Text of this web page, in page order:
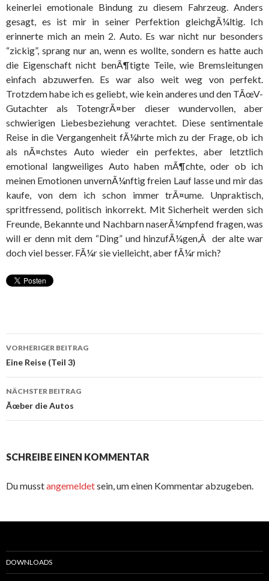
keinerlei emotionale Bindung zu diesem Fahrzeug. Anders
gesagt, es ist mir in seiner Perfektion gleichgÃ¼ltig. Ich
erinnerte mich an mein 2. Auto. Es war nicht nur besonders
“zickig”, sprang nur an, wenn es wollte, sondern es hatte auch
die Eigenschaft nicht benÃ¶tigte Teile, wie Bremsleitungen
einfach abzuwerfen. Es war also weit weg von perfekt.
Trotzdem habe ich es geliebt, wie kein anderes und den TÃœV-
Gutachter als TotengrÃ¤ber dieser wundervollen, aber
schwierigen Liebesbeziehung verachtet. Diese sentimentale
Reise in die Vergangenheit fÃ¼hrte mich zu der Frage, ob ich
als nÃ¤chstes Auto wieder ein perfektes, aber letztlich
emotional langweiliges Auto haben mÃ¶chte, oder ob ich
meinen Emotionen unvernÃ¼nftig freien Lauf lasse und mir das
kaufe, von dem ich schon immer trÃ¤ume. Unpraktisch,
spritfressend, politisch inkorrekt. Mit Sicherheit werden sich
Freunde, Bekannte und Nachbarn naserÃ¼mpfend fragen, was
will er denn mit dem “Ding” und hinzufÃ¼gen,Â der alte war
doch viel besser. FÃ¼r sie vielleicht, aber fÃ¼r mich?
Beitrags-
Navigation
VORHERIGER BEITRAG
Eine Reise (Teil 3)
NÄCHSTER BEITRAG
Ãœber die Autos
SCHREIBE EINEN KOMMENTAR
Du musstangemeldetsein, um einen Kommentar abzugeben.
DOWNLOADS